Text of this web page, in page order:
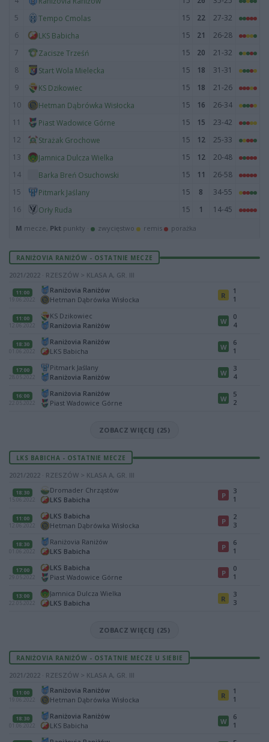
5
Tempo Cmolas 15 22
27-32
6
LKS Babicha 15 21
26-28
7
Zacisze Trześń 15 20
21-32
8
Start Wola Mielecka 15 18
31-31
9
KS Dzikowiec 15 18
21-26
10
Hetman Dąbrówka Wisłocka 15 16
26-34
11
Piast Wadowice Górne 15 15
23-42
12
Strażak Grochowe 15 12
25-33
13
Jamnica Dulcza Wielka 15 12
20-48
14
Barka Breń Osuchowski 15 11
26-58
15
Pitmark Jaślany 15 8
34-55
16
Orły Ruda 15 1 14-45
M mecze, Pkt punkty · zwycięstwo remis porażka
RANIŻOVIA RANIŻÓW - OSTATNIE MECZE
2021/2022 · RZESZÓW > KLASA A, GR. III
11:00
19.06.2022
Raniżovia Raniżów
Hetman Dąbrówka Wisłocka
R
1
1
11:00
12.06.2022
KS Dzikowiec
Raniżovia Raniżów
W
0
4
18:30
01.06.2022
Raniżovia Raniżów
LKS Babicha
W
6
1
17:00
28.05.2022
Pitmark Jaślany
Raniżovia Raniżów
W
3
4
16:00
22.05.2022
Raniżovia Raniżów
Piast Wadowice Górne
W
5
2
ZOBACZ WIĘCEJ (25)
LKS BABICHA - OSTATNIE MECZE
2021/2022 · RZESZÓW > KLASA A, GR. III
18:30
15.06.2022
Dromader Chrząstów
LKS Babicha
P
3
1
11:00
12.06.2022
LKS Babicha
Hetman Dąbrówka Wisłocka
P
2
3
18:30
01.06.2022
Raniżovia Raniżów
LKS Babicha
P
6
1
17:00
29.05.2022
LKS Babicha
Piast Wadowice Górne
P
0
1
13:00
22.05.2022
Jamnica Dulcza Wielka
LKS Babicha
R
3
3
ZOBACZ WIĘCEJ (25)
RANIŻOVIA RANIŻÓW - OSTATNIE MECZE U SIEBIE
2021/2022 · RZESZÓW > KLASA A, GR. III
11:00
19.06.2022
Raniżovia Raniżów
Hetman Dąbrówka Wisłocka
R
1
1
18:30
01.06.2022
Raniżovia Raniżów
LKS Babicha
W
6
1